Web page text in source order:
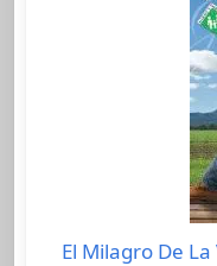
El Milagro De